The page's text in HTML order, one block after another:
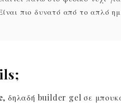
πιο δυνατό από το απλό
, δηλαδή builder gel σε